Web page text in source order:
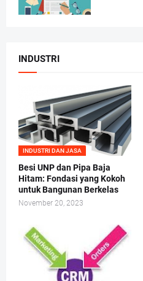
INDUSTRI
INDUSTRI DAN JASA
Besi UNP dan Pipa Baja
Hitam: Fondasi yang Kokoh
untuk Bangunan Berkelas
November 20, 2023